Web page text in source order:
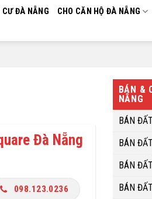
CƯ ĐÀ NẴNG CHO CĂN HỘ ĐÀ NẴNG
Đà Nẵng
098.123.0236
BÁN &
NẴNG
BÁN
BÁN
BÁN
BÁN